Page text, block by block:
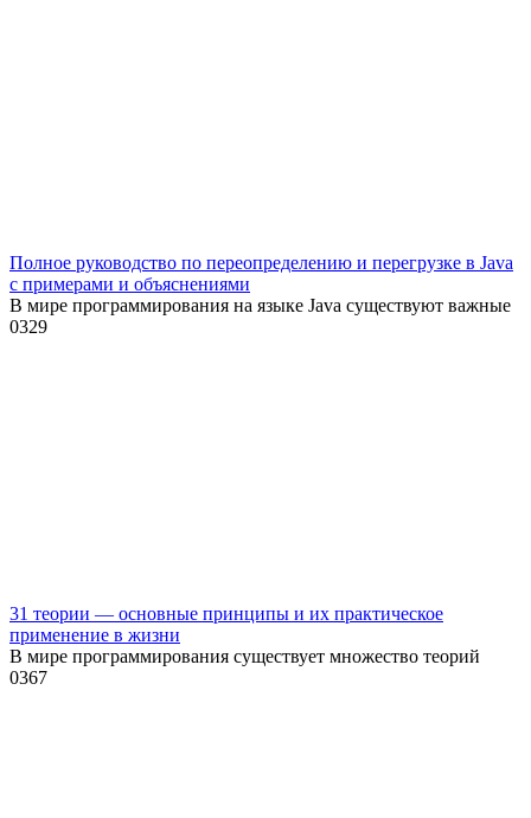
Полное руководство по переопределению и перегрузке в Java
с примерами и объяснениями
В мире программирования на языке Java существуют важные
0329
31 теории — основные принципы и их практическое
применение в жизни
В мире программирования существует множество теорий
0367